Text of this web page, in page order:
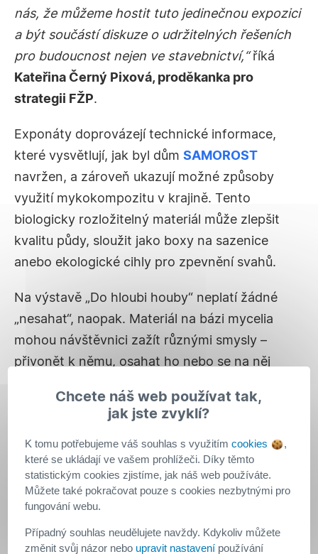
nás, že můžeme hostit tuto jedinečnou expozici
a být součástí diskuze o udržitelných řešeních
pro budoucnost nejen ve stavebnictví,“říká
Kateřina Černý Pixová, proděkanka pro
strategii FŽP.
Exponáty doprovázejí technické informace,
které vysvětlují, jak byl dům SAMOROST
navržen, a zároveň ukazují možné způsoby
využití mykokompozitu v krajině. Tento
biologicky rozložitelný materiál může zlepšit
kvalitu půdy, sloužit jako boxy na sazenice
anebo ekologické cihly pro zpevnění svahů.
Na výstavě „Do hloubi houby“ neplatí žádné
„nesahat“, naopak. Materiál na bázi mycelia
mohou návštěvnici zažít různými smysly –
přivonět k němu, osahat ho nebo se na něj
Inspirace pro výrobce
Výstava a celý projekt SAMOROSTmají za cíl
inspirovat a přesvědčit výrobce z oblasti
stavitelství, aby mykokompozitní materiál
začlenili do průmyslové výroby. Klíčem k tomu
je získání důvěry široké veřejnosti, která se
Chcete náš web používat tak,
jak jste zvyklí?
K tomu potřebujeme váš souhlas s využitím cookies
,
které se ukládají ve vašem prohlížeči. Díky těmto
statistickým cookies zjistíme, jak náš web používáte.
Můžete také pokračovat pouze s cookies nezbytnými pro
fungování webu.
Případný souhlas neudělujete navždy. Kdykoliv můžete
změnit svůj názor nebo upravit nastavení používání